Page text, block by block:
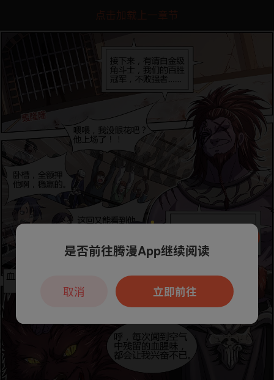
点击加载上一章节
本章节仅支持App阅读，可打开App新用
户7天免费看
是否前往腾漫App继续阅读
立即前往
取消